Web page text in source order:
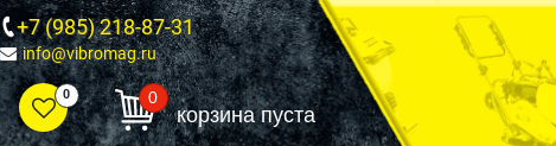
+7 (985) 218-87-31
info@vibromag.ru
0 0
корзина пуста